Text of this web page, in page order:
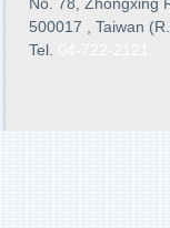
500017 , Taiwan
Tel.